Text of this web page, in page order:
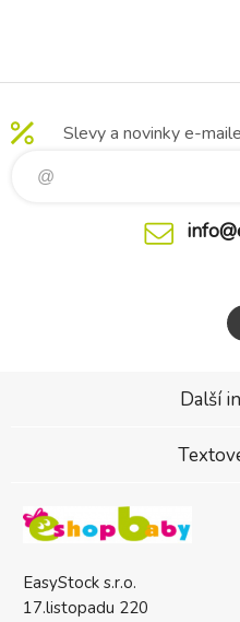
obsahují sluneční filtr
světla 8 – 18%) – tmavý filtr
Slevy a novinky e-
EasyStock s.r.o.
17.listopadu 220
Další